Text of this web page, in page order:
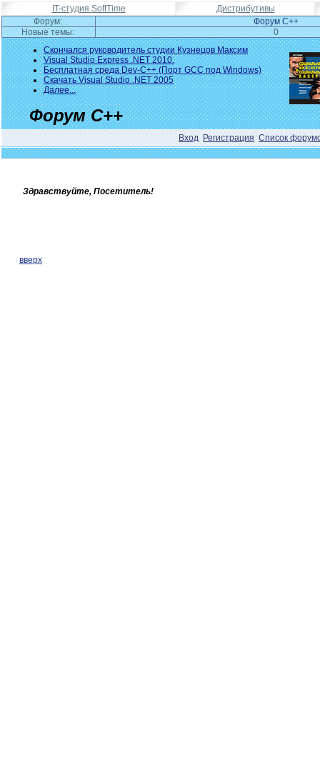
IT-студия SoftTime
Дистрибутивы
Форум:
Форум C++
Новые темы:
0
Скончался руководитель студии Кузнецов Максим
Visual Studio Express .NET 2010.
Бесплатная среда Dev-C++ (Порт GCC под Windows)
Скачать Visual Studio .NET 2005
Далее...
Форум C++
Вход Регистрация Список
Здравствуйте, Посетитель!
вверх